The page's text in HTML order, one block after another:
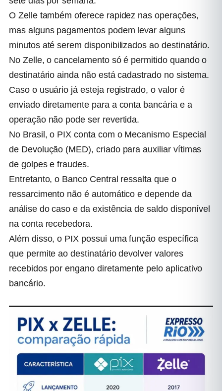
O Zelle também oferece rapidez nas operações,
mas alguns pagamentos podem levar alguns
minutos até serem disponibilizados ao destinatário.
No Zelle, o cancelamento só é permitido quando o
destinatário ainda não está cadastrado no sistema.
Caso o usuário já esteja registrado, o valor é
enviado diretamente para a conta bancária e a
operação não pode ser revertida.
No Brasil, o PIX conta com o Mecanismo Especial
de Devolução (MED), criado para auxiliar vítimas
de golpes e fraudes.
Entretanto, o Banco Central ressalta que o
ressarcimento não é automático e depende da
análise do caso e da existência de saldo disponível
na conta recebedora.
Além disso, o PIX possui uma função específica
que permite ao destinatário devolver valores
recebidos por engano diretamente pelo aplicativo
bancário.